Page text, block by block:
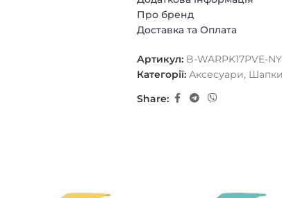
Про бренд
Доставка та Оплата
Артикул: B-WARPK17PVE-NY
Категорії: Аксесуари,
Share: